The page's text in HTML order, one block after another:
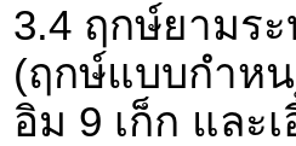
3.4 ฤกษ์ยามระ
(ฤกษ์แบบกำห
อิม 9 เก็ก และเ